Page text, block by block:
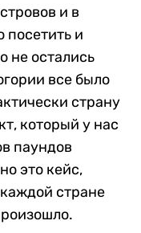
и в
и
не остались
все было
страну
который у нас
паундов
это кейс,
стране